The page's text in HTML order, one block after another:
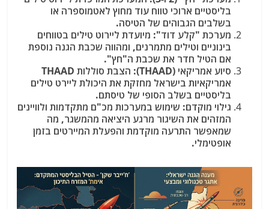
בליסטיים ארוכי טווח עוד מחוץ לאטמוספרה או
בשלבים הגבוהים של הטיסה.
מערכת "קלע דוד": מיועדת ליירוט טילים בטווחים
בינוניים וטילים מתמרנים, ומהווה שכבת הגנה נוספת
אם הטיל חדר את שכבת ה"חץ".
סיוע אמריקאי (THAAD):
הצבת סוללות THAAD
אמריקאיות בישראל מחזקת את היכולת ליירט טילים
בליסטיים בשלב הסופי של טיסתם.
גילוי מוקדם: שימוש במערכות מכ"ם מתקדמות ולוויינים
המזהים את השיגור מרגע היציאה מהמשגר, מה
שמאפשר התרעה מוקדמת והפעלת המיירטים בזמן
אופטימלי.